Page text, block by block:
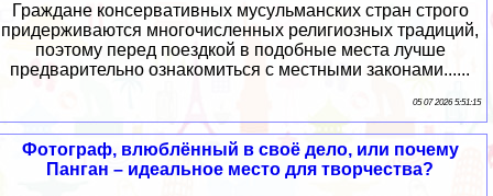
Граждане консервативных мусульманских стран строго
придерживаются многочисленных религиозных традиций,
поэтому перед поездкой в подобные места лучше
предварительно ознакомиться с местными законами......
05 07 2026 5:51:15
Фотограф, влюблённый в своё дело, или почему
Панган – идеальное место для творчества?